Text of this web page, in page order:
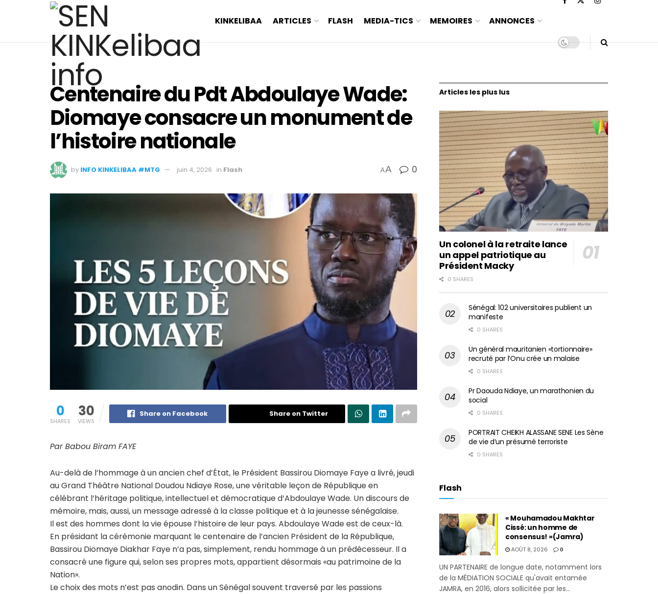
KINKELIBAA ARTICLES FLASH MEDIA-TICS MEMOIRES ANNONCES
Centenaire du Pdt Abdoulaye Wade:
Diomaye consacre un monument de
l’histoire nationale
by INFO KINKELIBAA #MTG juin 4, 2026 in Flash AA 0
0
SHARES
30
VIEWS
Share on Facebook Share on Twitter
Par Babou Biram FAYE
Au-delà de l’hommage à un ancien chef d’État, le Président Bassirou Diomaye Faye a livré, jeudi
au Grand Théâtre National Doudou Ndiaye Rose, une véritable leçon de République en
célébrant l’héritage politique, intellectuel et démocratique d’Abdoulaye Wade. Un discours de
mémoire, mais, aussi, un message adressé à la classe politique et à la jeunesse sénégalaise.
Il est des hommes dont la vie épouse l’histoire de leur pays. Abdoulaye Wade est de ceux-là.
En présidant la cérémonie marquant le centenaire de l’ancien Président de la République,
Bassirou Diomaye Diakhar Faye n’a pas, simplement, rendu hommage à un prédécesseur. Il a
consacré une figure qui, selon ses propres mots, appartient désormais «au patrimoine de la
Nation».
Le choix des mots n’est pas anodin. Dans un Sénégal souvent traversé par les passions
Articles les plus lus
Un colonel à la retraite lance
un appel patriotique au
Président Macky
0 SHARES
Sénégal: 102 universitaires publient un
manifeste
0 SHARES
Un général mauritanien «tortionnaire»
recruté par l’Onu crée un malaise
0 SHARES
Pr Daouda Ndiaye, un marathonien du
social
0 SHARES
PORTRAIT CHEIKH ALASSANE SENE Les Sène
de vie d’un présumé terroriste
0 SHARES
Flash
« Mouhamadou Makhtar
Cissé: un homme de
consensus! »(Jamra)
AOÛT 8, 2026 0
UN PARTENAIRE de longue date, notamment lors
de la MÉDIATION SOCIALE qu'avait entamée
JAMRA, en 2016, alors sollicitée par les...